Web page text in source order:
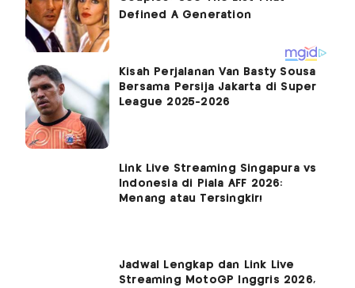
Kisah Perjalanan Van Basty Sousa
Bersama Persija Jakarta di Super
League 2025-2026
Link Live Streaming Singapura vs
Indonesia di Piala AFF 2026:
Menang atau Tersingkir!
Jadwal Lengkap dan Link Live
Streaming MotoGP Inggris 2026,